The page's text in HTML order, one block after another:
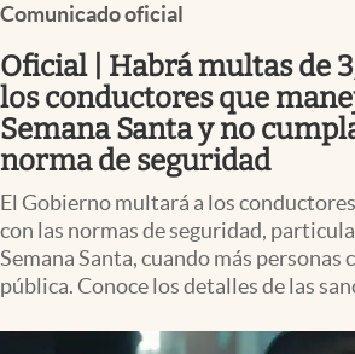
Pc y celular
Vida y estilo
Clima
Espiritualidad
Comunicado oficial
Oficial | Habrá multas de
los conductores que
Semana Santa y no
norma de seguridad
El Gobierno multará a los
con las normas de seguridad,
Semana Santa, cuando más personas
pública. Conoce los detalles de las